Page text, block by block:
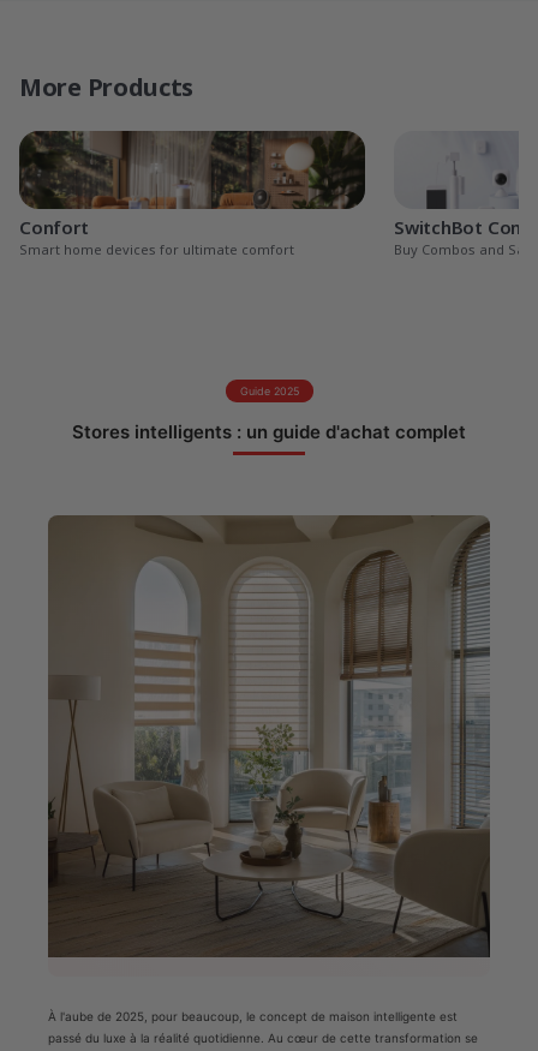
More Products
Confort
Smart home devices for ultimate comfort
SwitchBot
Buy Combos and
Guide 2025
Stores intelligents : un guide d'achat complet
À l'aube de 2025, pour beaucoup, le concept de maison intelligente est
passé du luxe à la réalité quotidienne. Au cœur de cette transformation se